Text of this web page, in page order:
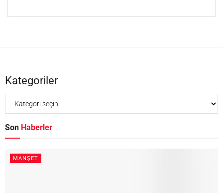
Kategoriler
Son Haberler
MANŞET